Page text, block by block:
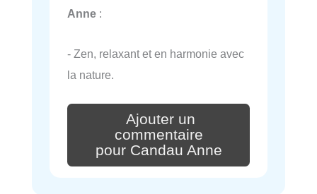
Anne :
- Zen, relaxant et en harmonie avec
la nature.
Ajouter un
commentaire
pour Candau Anne